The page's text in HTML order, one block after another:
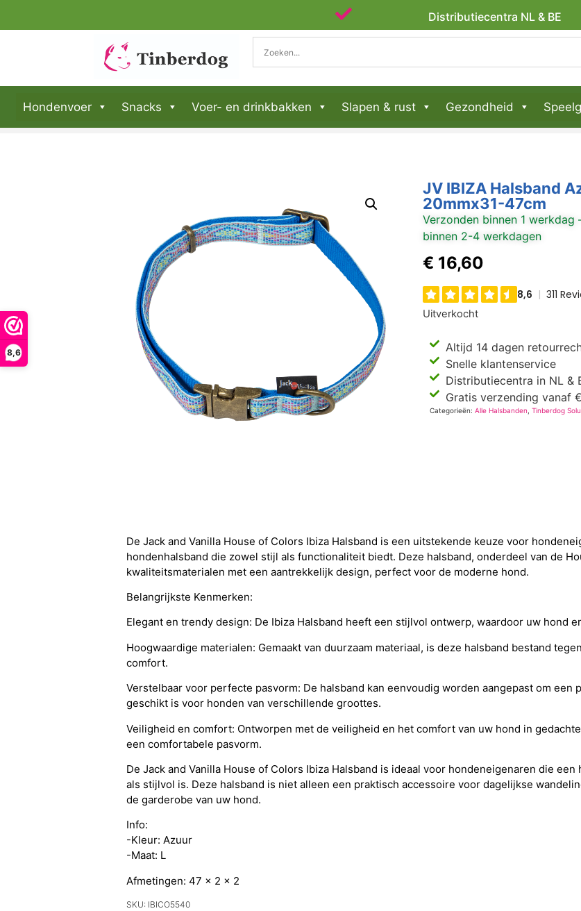
8,6
Lid van WebwinkelKeur
Hondenvoer Snacks Voer- en drinkbakken Slapen & rust Gezondheid
JV IBIZA Halsband
20mmx31-47cm
Verzonden binnen 1 werkdag
binnen 2-4 werkdagen
€ 16,60
Uitverkocht
Altijd 14 dagen
Snelle klantenservice
Distributiecentra in NL &
Gratis verzending vanaf
Categorieën:Alle Halsbanden ,Tinberdog
De Jack and Vanilla House of Colors Ibiza Halsband is een uitstekende keuze voor
hondenhalsband die zowel stijl als functionaliteit biedt. Deze halsband, onderdeel van de
kwaliteitsmaterialen met een aantrekkelijk design, perfect voor de moderne hond.
Belangrijkste Kenmerken:
Elegant en trendy design: De Ibiza Halsband heeft een stijlvol ontwerp, waardoor uw hond
Hoogwaardige materialen: Gemaakt van duurzaam materiaal, is deze halsband bestand
comfort.
Verstelbaar voor perfecte pasvorm: De halsband kan eenvoudig worden aangepast om
geschikt is voor honden van verschillende groottes.
Veiligheid en comfort: Ontworpen met de veiligheid en het comfort van uw hond in
een comfortabele pasvorm.
De Jack and Vanilla House of Colors Ibiza Halsband is ideaal voor hondeneigenaren die
als stijlvol is. Deze halsband is niet alleen een praktisch accessoire voor dagelijkse
de garderobe van uw hond.
Info:
-Kleur: Azuur
-Maat: L
Afmetingen: 47 x 2 x 2
SKU: IBICO5540